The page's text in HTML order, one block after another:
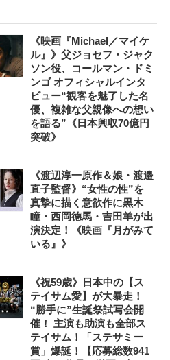
《映画『Michael／マイケ
ル』》父ジョセフ・ジャク
ソン役、コールマン・ドミ
ンゴ オフィシャルインタ
ビュー“観客を魅了した名
優、複雑な父親像への想い
を語る”《日本興収70億円
突破》
《渡辺淳一原作＆娘・渡邉
直子監督》“女性の性”を
真摯に描く意欲作に黒木
瞳・西岡德馬・吉田羊が出
演決定！《映画『月がみて
いる』》
《祝59歳》日本中の【ス
テイサム愛】が大暴走！
“勝手に”生誕祭試写会開
催！ 主演も助演も全部ス
テイサム！「ステサミー
賞」爆誕！【応募総数941